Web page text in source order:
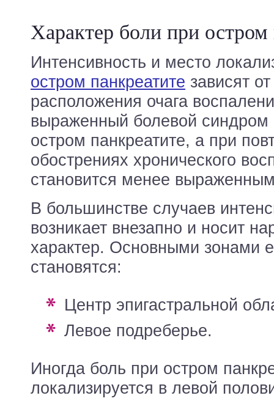
Характер боли при остром
Интенсивность и место
остром панкреатите зависят
расположения очага
выраженный болевой синдром
остром панкреатите, а при
обострениях хронического
становится менее
В большинстве случаев
возникает внезапно и носит
характер. Основными зонами
становятся:
центр эпигастральной
левое подреберье.
Иногда боль при остром
локализируется в левой